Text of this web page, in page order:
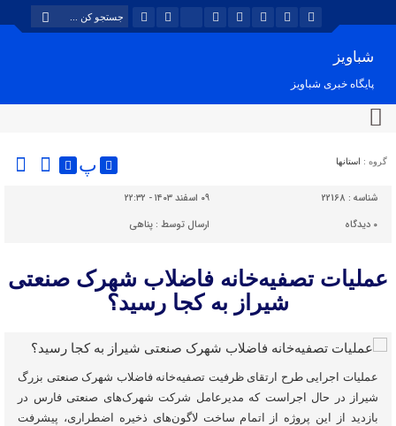
شباویز
پایگاه خبری شباویز
گروه : استانها پ
شناسه : 22168
۰۹ اسفند ۱۴۰۳ - ۲۲:۳۲
۰ دیدگاه ارسال توسط :پناهی
عملیات تصفیه‌خانه فاضلاب شهرک صنعتی
شیراز به کجا رسید؟
عملیات اجرایی طرح ارتقای ظرفیت تصفیه‌خانه فاضلاب شهرک صنعتی بزرگ
شیراز در حال اجراست که مدیرعامل شرکت شهرک‌های صنعتی فارس در
بازدید از این پروژه از اتمام ساخت لاگون‌های ذخیره اضطراری، پیشرفت